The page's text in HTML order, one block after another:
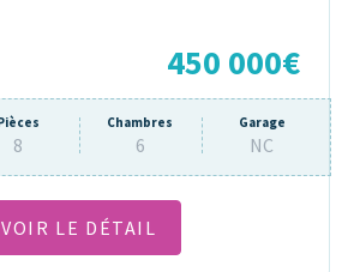
450 000€
8
Chambres
6
Garage
NC
VOIR LE DÉTAIL